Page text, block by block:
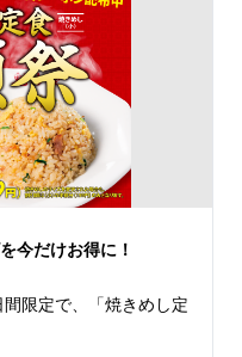
力屋らしく豪快にトッ
しマヨネーズ、紅しょ
まで飽きずに楽しめる
絡み、食べ始めたら箸
でありながら、暑い日
ングして、自分好みにさ
す。
今だけお得に！
限定で、「焼きめし定